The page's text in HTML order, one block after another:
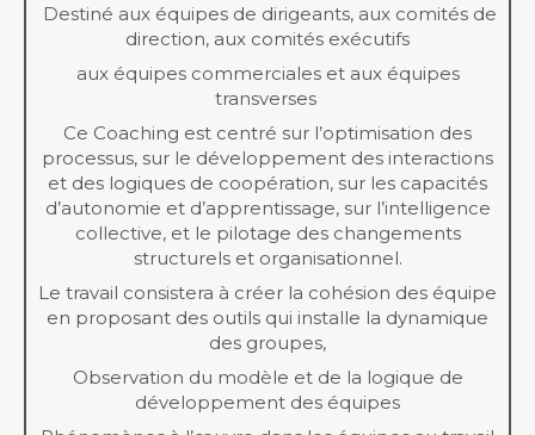
Destiné aux équipes de dirigeants, aux comités de
direction, aux comités exécutifs
aux équipes commerciales et aux équipes
transverses
Ce Coaching est centré sur l’optimisation des
processus, sur le développement des interactions
et des logiques de coopération, sur les capacités
d’autonomie et d’apprentissage, sur l’intelligence
collective, et le pilotage des changements
structurels et organisationnel.
Le travail consistera à créer la cohésion des équipe
en proposant des outils qui installe la dynamique
des groupes,
Observation du modèle et de la logique de
développement des équipes